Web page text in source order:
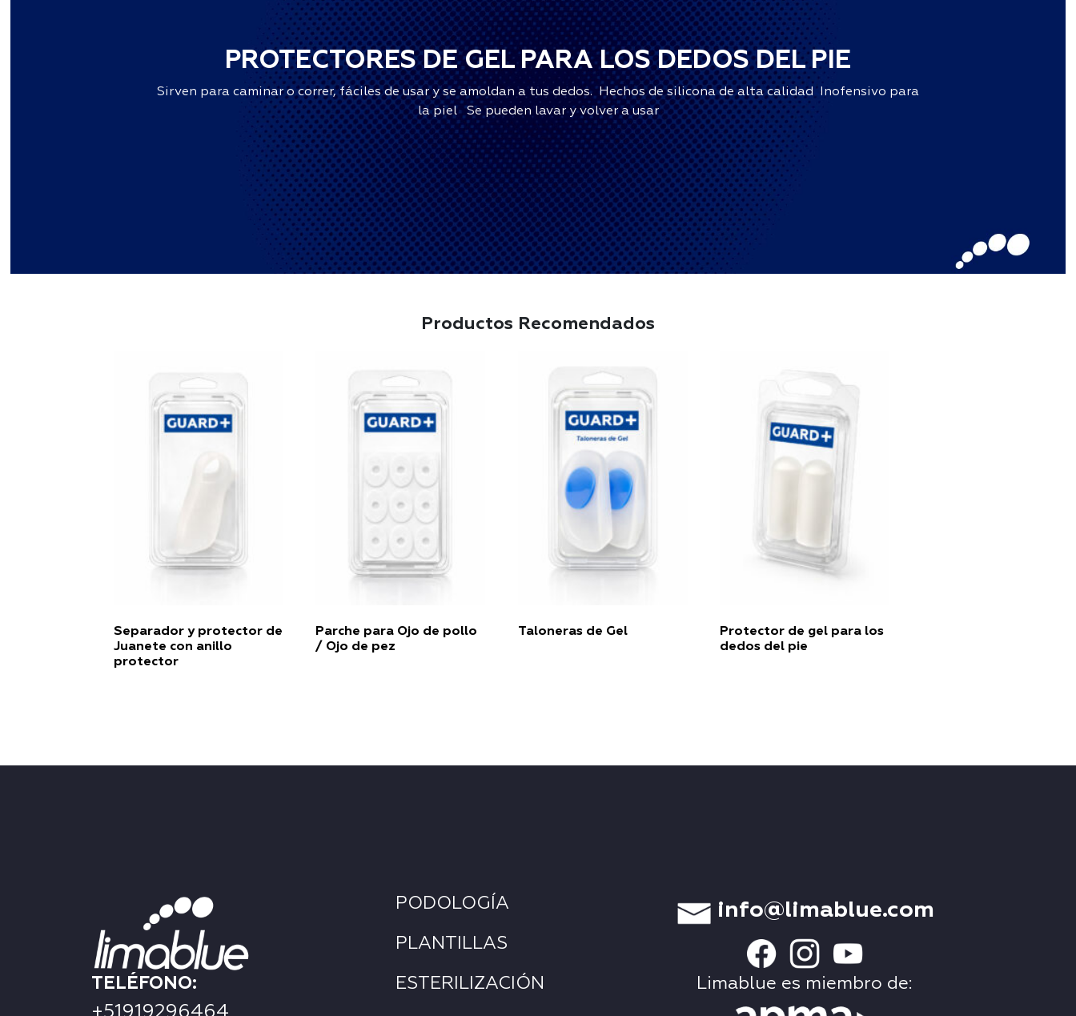
PROTECTORES DE GEL PARA LOS DEDOS DEL PIE
Sirven para caminar o correr, fáciles de usar y se amoldan a tus dedos. Hechos de silicona de alta calidad Inofensivo para
la piel Se pueden lavar y volver a usar
Productos Recomendados
Separador y protector de
Juanete con anillo
protector
Parche para Ojo de pollo
/ Ojo de pez
Taloneras de Gel
Protector de gel para los
dedos del pie
TELÉFONO:
+51919296464
PODOLOGÍA
PLANTILLAS
ESTERILIZACIÓN
info@limablue.com
Limablue es miembro de: